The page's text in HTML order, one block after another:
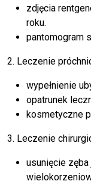
zdjęcia
roku.
pantomogram
2. Leczenie
wypełnienie
opatrunek
kosmetyczne
3. Leczenie
usunięcie